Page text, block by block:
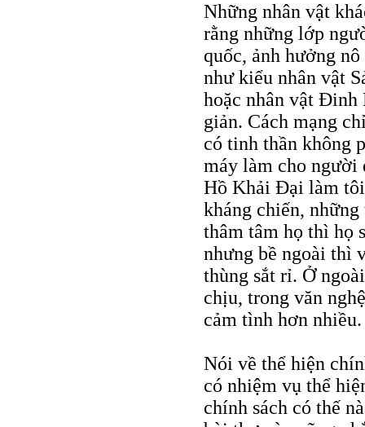
Những nhân vật
rằng những lớp
quốc, ảnh hưởng
như kiểu nhân vật
hoặc nhân vật Đinh
giản. Cách mạng
có tinh thần không
máy làm cho người
Hồ Khải Đại làm tôi
kháng chiến,
thâm tâm họ thì họ
nhưng bề ngoài thì
thùng sắt rỉ. Ở
chịu, trong văn
cảm tình hơn nhiều.
Nói về thể hiện
có nhiệm vụ thể
chính sách có thế